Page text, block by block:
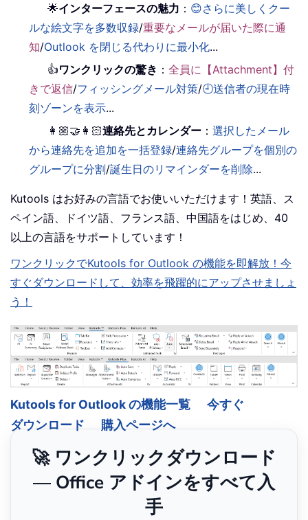
🌟インターフェースの魅力 ： 😊さらに美しくクー
ルな絵文字を多数収録/重要なメールが届いた際に通
知/Outlook を閉じる代わりに最小化...
👍ワンクリックの驚き ：全員に【Attachment】付
きで返信/フィッシングメール対策/🕘送信者の現在時
刻ゾーンを表示...
👩🏼‍🤝‍👩🏻連絡先とカレンダー ：選択したメール
から連絡先を追加を一括登録/連絡先グループを個別の
グループに分割/誕生日のリマインダーを削除...
Kutools はお好みの言語でお使いいただけます！英語、ス
ペイン語、ドイツ語、フランス語、中国語をはじめ、40
以上の言語をサポートしています！
ワンクリックでKutools for Outlook の機能を即解放！今
すぐダウンロードして、効率を飛躍的にアップさせましょ
う！
Kutools for Outlook の機能一覧
今すぐ
ダウンロード
購入ページへ
🚀 ワンクリックダウンロード
— Office アドインをすべて入
手